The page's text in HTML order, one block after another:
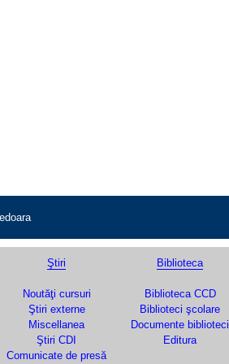
Ştiri
Noutăţi cursuri
Ştiri externe
Miscellanea
Ştiri CDI
Comunicate de presă
Biblioteca
Biblioteca CCD
Biblioteci şcolare
Documente biblioteci
Editura